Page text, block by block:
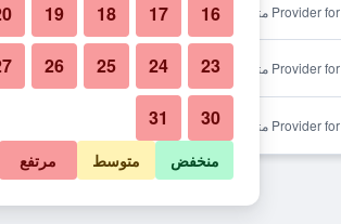
Provider for مترو روم بدجت هوتل
Provider for مترو روم بدجت هوتل
Provider for مترو روم بدجت هوتل
16
17
18
19
23
24
25
26
30
31
منخفض متوسط مرتفع